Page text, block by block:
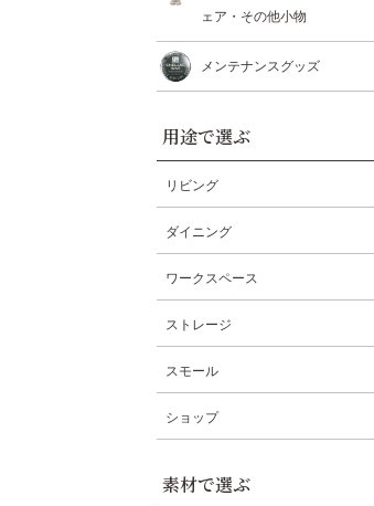
ェア・その他小物
メンテナンスグッズ
用途で選ぶ
リビング
ダイニング
ワークスペース
ストレージ
スモール
ショップ
素材で選ぶ